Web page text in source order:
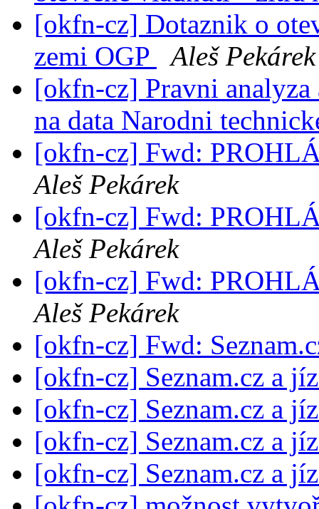
[okfn-cz] Dotaznik o
zemi OGP
Aleš Pekárek
[okfn-cz] Pravni
na data Narodni
[okfn-cz] Fwd:
Aleš Pekárek
[okfn-cz] Fwd:
Aleš Pekárek
[okfn-cz] Fwd:
Aleš Pekárek
[okfn-cz] Fwd:
[okfn-cz] Seznam.cz a
[okfn-cz] Seznam.cz a
[okfn-cz] Seznam.cz a
[okfn-cz] Seznam.cz a